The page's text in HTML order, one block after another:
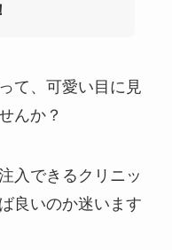
て、可愛い目に見
んか？
入できるクリニッ
良いのか迷います